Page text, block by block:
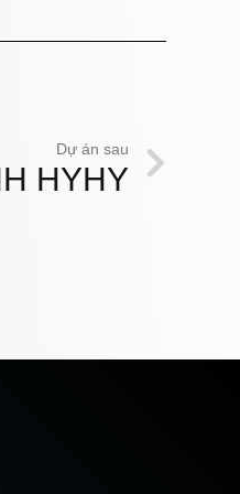
Dự án sau
HYHY